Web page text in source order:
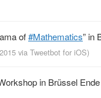
of#Mathematics” in
via Tweetbot for iΟS)
in Brüssel